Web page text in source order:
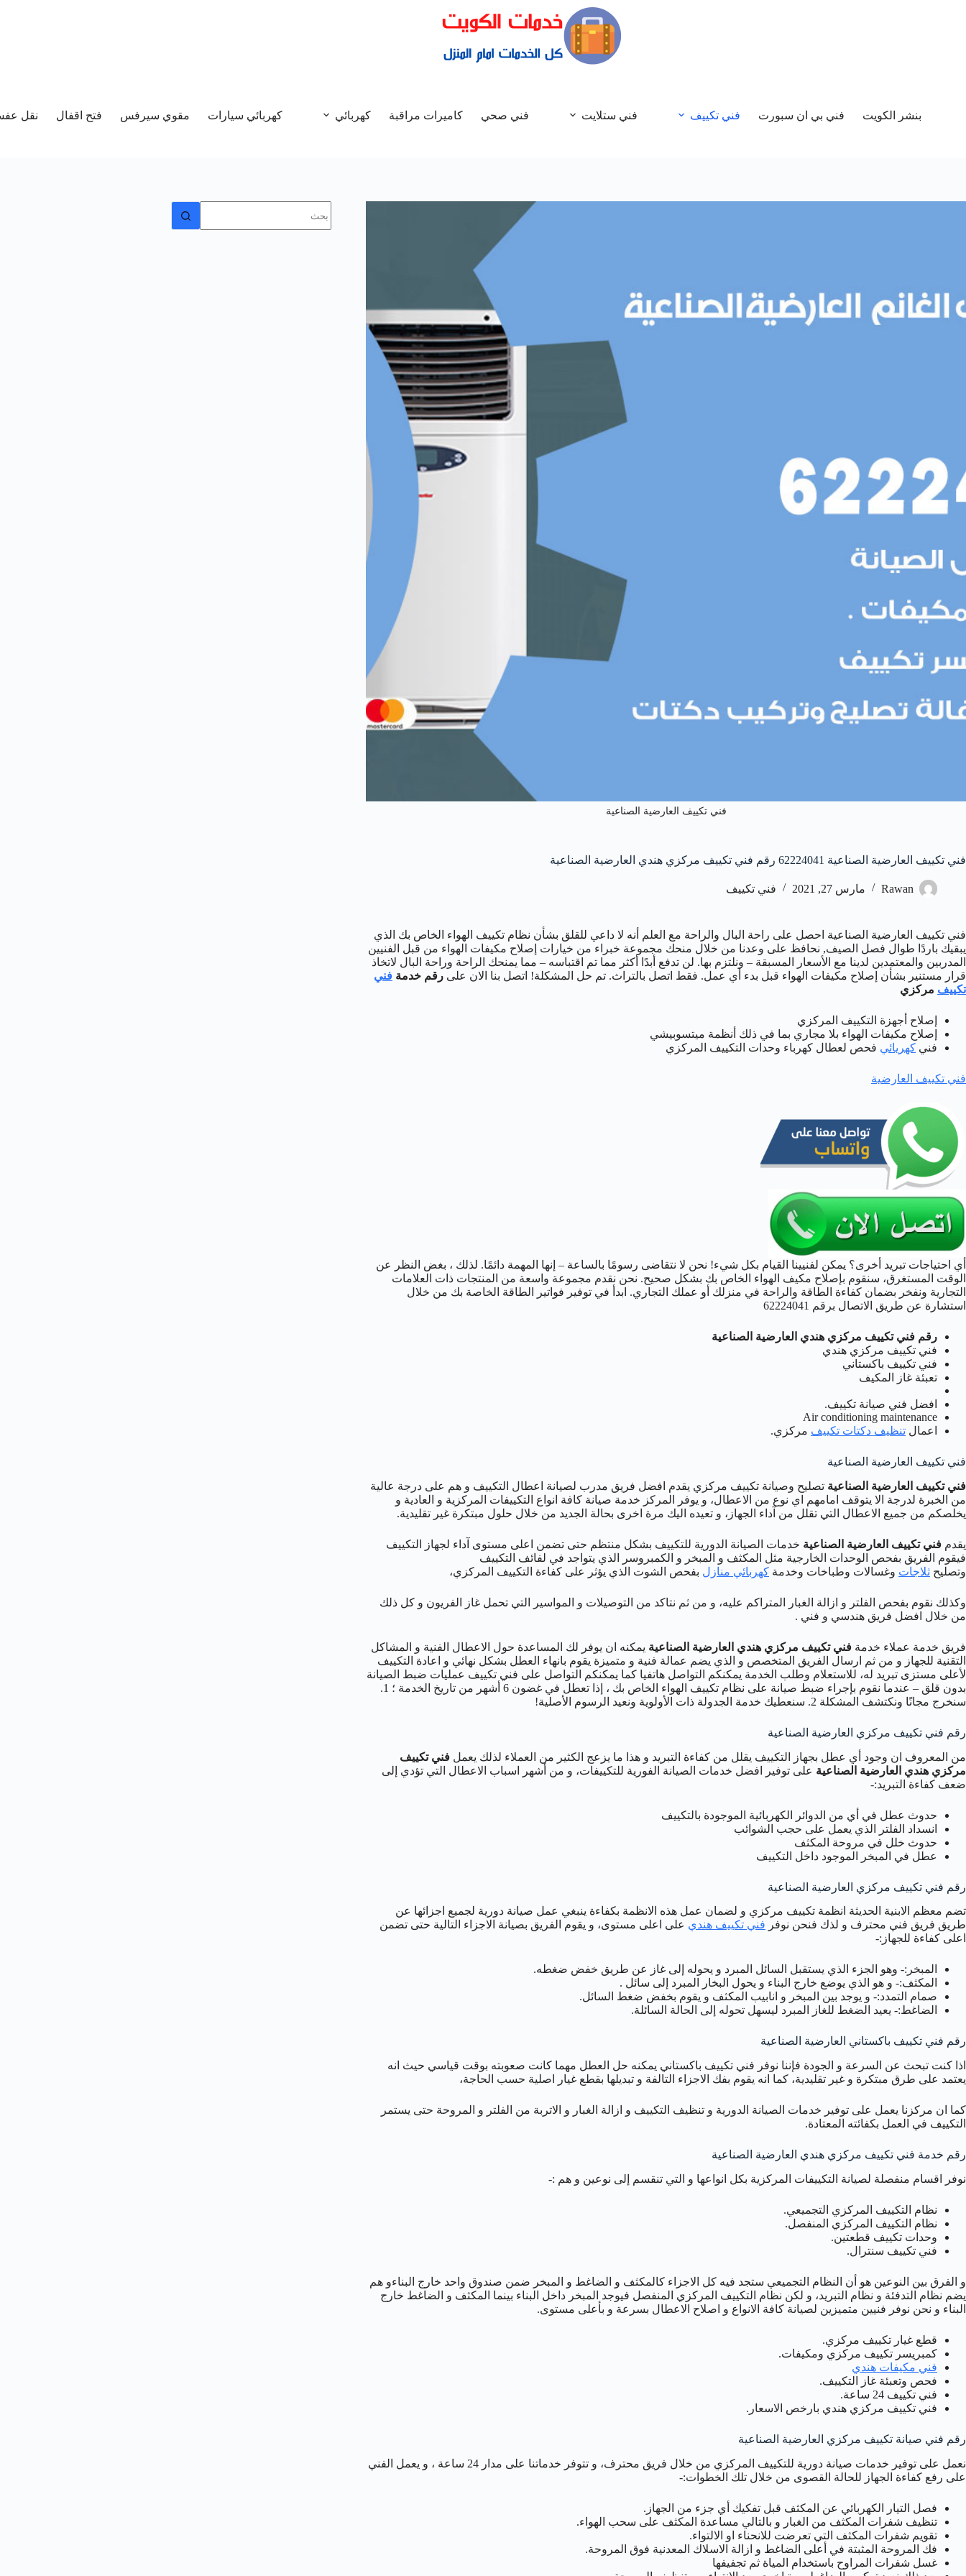
بنشر الكويت فني بي ان سبورت فني تكييف فني ستلايت فني صحي كاميرات مراقبة كهربائي كهربائي سيارات مقوي سيرفس فتح اقفال نقل
فني تكييف العارضية الصناعية
فني تكييف العارضية الصناعية 62224041 رقم فني تكييف مركزي هندي العارضية الصناعية
Rawan مارس 27, 2021 فني تكييف
فني تكييف العارضية الصناعية احصل على راحة البال والراحة مع العلم أنه لا داعي للقلق بشأن نظام تكييف الهواء الخاص بك الذي
يبقيك باردًا طوال فصل الصيف, نحافظ على وعدنا من خلال منحك مجموعة خبراء من خيارات إصلاح مكيفات الهواء من قبل الفنيين
المدربين والمعتمدين لدينا مع الأسعار المسبقة – ونلتزم بها. لن تدفع أبدًا أكثر مما تم اقتباسه – مما يمنحك الراحة وراحة البال لاتخاذ
قرار مستنير بشأن إصلاح مكيفات الهواء قبل بدء أي عمل. فقط اتصل بالتراث. تم حل المشكلة! اتصل بنا الان على رقم خدمة فني
تكييف مركزي
إصلاح أجهزة التكييف المركزي
إصلاح مكيفات الهواء بلا مجاري بما في ذلك أنظمة ميتسوبيشي
فني كهريائي فحص لعطال كهرباء وحدات التكييف المركزي
فني تكييف العارضية
أي احتياجات تبريد أخرى؟ يمكن لفنيينا القيام بكل شيء! نحن لا نتقاضى رسومًا بالساعة – إنها المهمة دائمًا. لذلك ، بغض النظر عن
الوقت المستغرق، سنقوم بإصلاح مكيف الهواء الخاص بك بشكل صحيح. نحن نقدم مجموعة واسعة من المنتجات ذات العلامات
التجارية ونفخر بضمان كفاءة الطاقة والراحة في منزلك أو عملك التجاري. ابدأ في توفير فواتير الطاقة الخاصة بك من خلال
استشارة عن طريق الاتصال برقم 62224041
رقم فني تكييف مركزي هندي العارضية الصناعية
فني تكييف مركزي هندي
فني تكييف باكستاني
تعبئة غاز المكيف
افضل فني صيانة تكييف.
Air conditioning maintenance
اعمال تنظيف دكتات تكييف مركزي.
فني تكييف العارضية الصناعية
فني تكييف العارضية الصناعية تصليح وصيانة تكييف مركزي يقدم افضل فريق مدرب لصيانة اعطال التكييف و هم على درجة عالية
من الخبرة لدرجة الا يتوقف امامهم اي نوع من الاعطال، و يوفر المركز خدمة صيانة كافة انواع التكييفات المركزية و العادية و
يخلصكم من جميع الاعطال التي تقلل من آداء الجهاز، و تعيده اليك مرة اخرى بحالة الجديد من خلال حلول مبتكرة غير تقليدية.
يقدم فني تكييف العارضية الصناعية خدمات الصيانة الدورية للتكييف بشكل منتظم حتى تضمن اعلى مستوى آداء لجهاز التكييف
فيقوم الفريق بفحص الوحدات الخارجية مثل المكثف و المبخر و الكمبروسر الذي يتواجد في لفائف التكييف
وتصليح ثلاجات وغسالات وطباخات وخدمة كهربائي منازل بفحص الشوت الذي يؤثر على كفاءة التكييف المركزي،
وكذلك نقوم بفحص الفلتر و ازالة الغبار المتراكم عليه، و من ثم نتاكد من التوصيلات و المواسير التي تحمل غاز الفريون و كل ذلك
من خلال افضل فريق هندسي و فني .
فريق خدمة عملاء خدمة فني تكييف مركزي هندي العارضية الصناعية يمكنه ان يوفر لك المساعدة حول الاعطال الفنية و المشاكل
التقنية للجهاز و من ثم ارسال الفريق المتخصص و الذي يضم عمالة فنية و متميزة يقوم بانهاء العطل بشكل نهائي و اعادة التكييف
لأعلى مستزى تبريد له، للاستعلام وطلب الخدمة يمكنكم التواصل هاتفيا كما يمكنكم التواصل على فني تكييف عمليات ضبط الصيانة
بدون قلق – عندما نقوم بإجراء ضبط صيانة على نظام تكييف الهواء الخاص بك ، إذا تعطل في غضون 6 أشهر من تاريخ الخدمة ؛ 1.
سنخرج مجانًا ونكتشف المشكلة 2. سنعطيك خدمة الجدولة ذات الأولوية ونعيد الرسوم الأصلية!
رقم فني تكييف مركزي العارضية الصناعية
من المعروف ان وجود أي عطل بجهاز التكييف يقلل من كفاءة التبريد و هذا ما يزعج الكثير من العملاء لذلك يعمل فني تكييف
مركزي هندي العارضية الصناعية على توفير افضل خدمات الصيانة الفورية للتكييفات، و من أشهر اسباب الاعطال التي تؤدي إلى
ضعف كفاءة التبريد:-
حدوث عطل في أي من الدوائر الكهربائية الموجودة بالتكييف
انسداد الفلتر الذي يعمل على حجب الشوائب
حدوث خلل في مروحة المكثف
عطل في المبخر الموجود داخل التكييف
رقم فني تكييف مركزي العارضية الصناعية
تضم معظم الابنية الحديثة انظمة تكييف مركزي و لضمان عمل هذه الانظمة بكفاءة ينبغي عمل صيانة دورية لجميع اجزائها عن
طريق فريق فني محترف و لذك فنحن نوفر فني تكييف هندي على اعلى مستوى، و يقوم الفريق بصيانة الاجزاء التالية حتى تضمن
اعلى كفاءة للجهاز:-
المبخر:- وهو الجزء الذي يستقبل السائل المبرد و يحوله إلى غاز عن طريق خفض ضغطه.
المكثف:- و هو الذي يوضع خارج البناء و يحول البخار المبرد إلى سائل .
صمام التمدد:- و يوجد بين المبخر و انابيب المكثف و يقوم بخفض ضغط السائل.
الضاغط:- يعيد الضغط للغاز المبرد ليسهل تحوله إلى الحالة السائلة.
رقم فني تكييف باكستاني العارضية الصناعية
اذا كنت تبحث عن السرعة و الجودة فإننا نوفر فني تكييف باكستاني يمكنه حل العطل مهما كانت صعوبته بوقت قياسي حيث انه
يعتمد على طرق مبتكرة و غير تقليدية، كما انه يقوم بفك الاجزاء التالفة و تبديلها بقطع غيار اصلية حسب الحاجة،
كما ان مركزنا يعمل على توفير خدمات الصيانة الدورية و تنظيف التكييف و ازالة الغبار و الاتربة من الفلتر و المروحة حتى يستمر
التكييف في العمل بكفائته المعتادة.
رقم خدمة فني تكييف مركزي هندي العارضية الصناعية
نوفر اقسام منفصلة لصيانة التكييفات المركزية بكل انواعها و التي تنقسم إلى نوعين و هم :-
نظام التكييف المركزي التجميعي.
نظام التكييف المركزي المنفصل.
وحدات تكييف قطعتين.
فني تكييف سنترال.
و الفرق بين النوعين هو أن النظام التجميعي ستجد فيه كل الاجزاء كالمكثف و الضاغط و المبخر ضمن صندوق واحد خارج البناءو هم
يضم نظام التدفئة و نظام التبريد، و لكن نظام التكييف المركزي المنفصل فيوجد المبخر داخل البناء بينما المكثف و الضاغط خارج
البناء و نحن نوفر فنيين متميزين لصيانة كافة الانواع و اصلاح الاعطال بسرعة و بأعلى مستوى.
قطع غيار تكييف مركزي.
كمبريسر تكييف مركزي ومكيفات.
فني مكيفات هندي
فحص وتعبئة غاز التكييف.
فني تكييف 24 ساعة.
فني تكييف مركزي هندي بارخص الاسعار.
رقم فني صيانة تكييف مركزي العارضية الصناعية
نعمل على توفير خدمات صيانة دورية للتكييف المركزي من خلال فريق محترف، و تتوفر خدماتنا على مدار 24 ساعة ، و يعمل الفني
على رفع كفاءة الجهاز للحالة القصوى من خلال تلك الخطوات:-
فصل التيار الكهربائي عن المكثف قبل تفكيك أي جزء من الجهاز.
تنظيف شفرات المكثف من الغبار و بالتالي مساعدة المكثف على سحب الهواء.
تقويم شفرات المكثف التي تعرضت للانحناء او الالتواء.
فك المروحة المثبتة في أعلى الضاغط و ازالة الاسلاك المعدنية فوق المروحة.
غسل شفرات المراوح باستخدام المياة ثم تجفيفها